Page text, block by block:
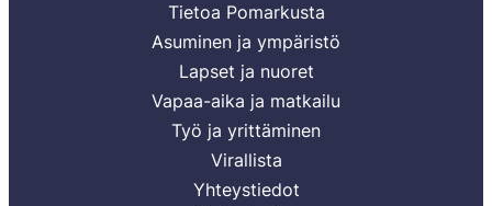
Tietoa Pomarkusta
Asuminen ja ympäristö
Lapset ja nuoret
Vapaa-aika ja matkailu
Työ ja yrittäminen
Virallista
Yhteystiedot